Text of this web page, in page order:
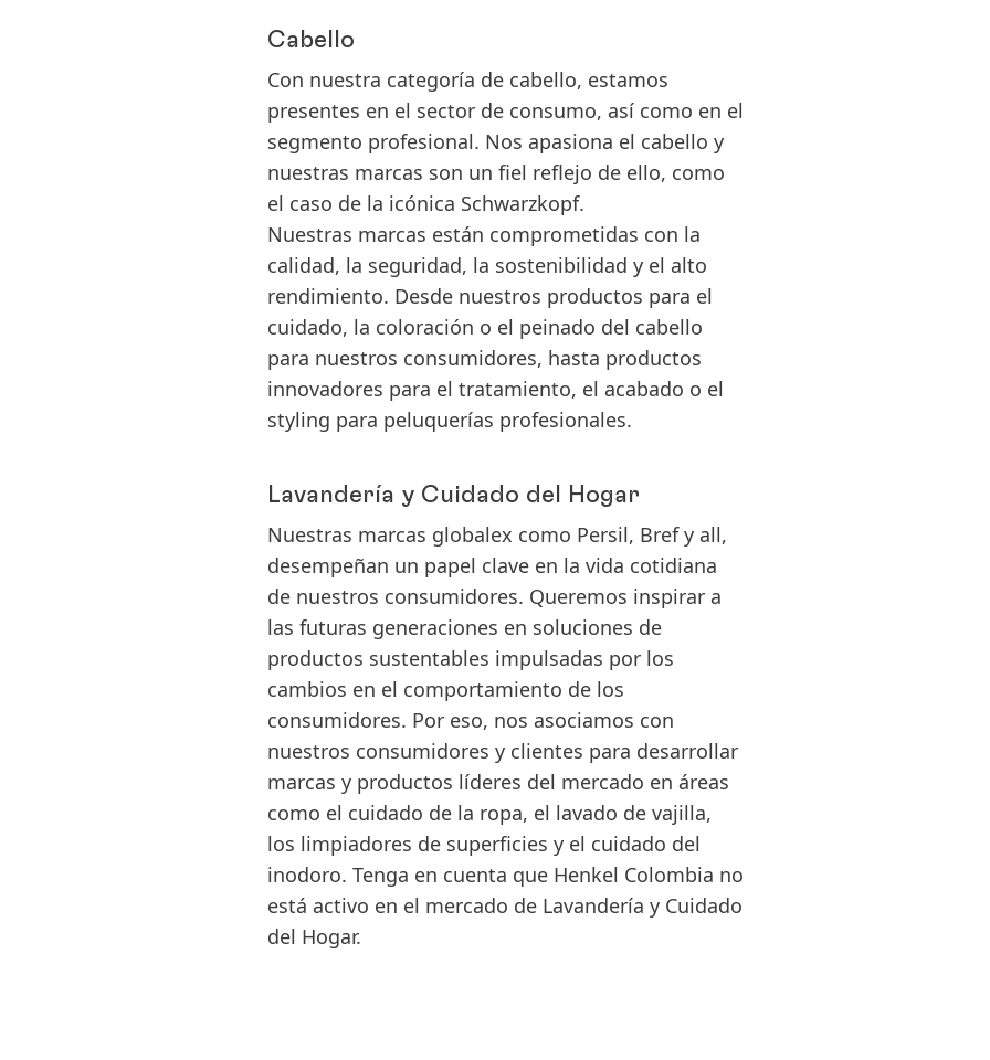
Cabello
Con nuestra categoría de cabello, estamos
presentes en el sector de consumo, así como en el
segmento profesional. Nos apasiona el cabello y
nuestras marcas son un fiel reflejo de ello, como
el caso de la icónica Schwarzkopf.
Nuestras marcas están comprometidas con la
calidad, la seguridad, la sostenibilidad y el alto
rendimiento. Desde nuestros productos para el
cuidado, la coloración o el peinado del cabello
para nuestros consumidores, hasta productos
innovadores para el tratamiento, el acabado o el
styling para peluquerías profesionales.
Lavandería y Cuidado del Hogar
Nuestras marcas globalex como Persil, Bref y all,
desempeñan un papel clave en la vida cotidiana
de nuestros consumidores. Queremos inspirar a
las futuras generaciones en soluciones de
productos sustentables impulsadas por los
cambios en el comportamiento de los
consumidores. Por eso, nos asociamos con
nuestros consumidores y clientes para desarrollar
marcas y productos líderes del mercado en áreas
como el cuidado de la ropa, el lavado de vajilla,
los limpiadores de superficies y el cuidado del
inodoro. Tenga en cuenta que Henkel Colombia no
está activo en el mercado de Lavandería y Cuidado
del Hogar.